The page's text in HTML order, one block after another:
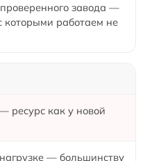
завода —
которыми работаем не
ресурс как у новой
— большинству